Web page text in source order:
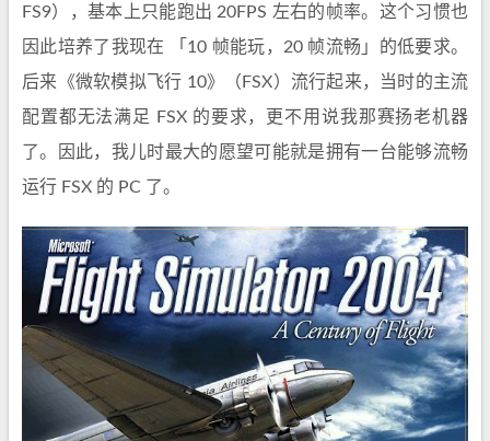
FS9），基本上只能跑出 20FPS 左右的帧率。这个习惯也
因此培养了我现在 「10 帧能玩，20 帧流畅」的低要求。
后来《微软模拟飞行 10》（FSX）流行起来，当时的主流
配置都无法满足 FSX 的要求，更不用说我那赛扬老机器
了。因此，我儿时最大的愿望可能就是拥有一台能够流畅
运行 FSX 的 PC 了。